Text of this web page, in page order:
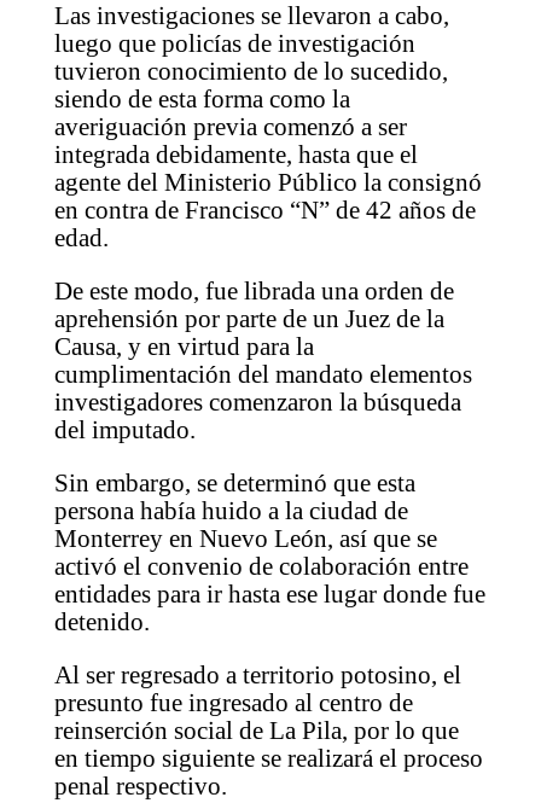
Las investigaciones se llevaron a cabo,
luego que policías de investigación
tuvieron conocimiento de lo sucedido,
siendo de esta forma como la
averiguación previa comenzó a ser
integrada debidamente, hasta que el
agente del Ministerio Público la consignó
en contra de Francisco “N” de 42 años de
edad.
De este modo, fue librada una orden de
aprehensión por parte de un Juez de la
Causa, y en virtud para la
cumplimentación del mandato elementos
investigadores comenzaron la búsqueda
del imputado.
Sin embargo, se determinó que esta
persona había huido a la ciudad de
Monterrey en Nuevo León, así que se
activó el convenio de colaboración entre
entidades para ir hasta ese lugar donde fue
detenido.
Al ser regresado a territorio potosino, el
presunto fue ingresado al centro de
reinserción social de La Pila, por lo que
en tiempo siguiente se realizará el proceso
penal respectivo.